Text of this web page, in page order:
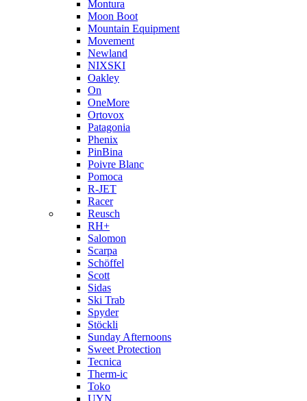
Montura
Moon Boot
Mountain Equipment
Movement
Newland
NIXSKI
Oakley
On
OneMore
Ortovox
Patagonia
Phenix
PinBina
Poivre Blanc
Pomoca
R-JET
Racer
Reusch
RH+
Salomon
Scarpa
Schöffel
Scott
Sidas
Ski Trab
Spyder
Stöckli
Sunday Afternoons
Sweet Protection
Tecnica
Therm-ic
Toko
UYN